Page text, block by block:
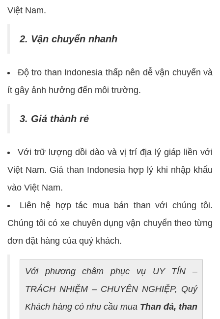
Việt Nam.
2. Vận chuyển nhanh
Độ tro than Indonesia thấp nên dễ vận chuyển và
ít gây ảnh hưởng đến môi trường.
3. Giá thành rẻ
Với trữ lượng dồi dào và vị trí địa lý giáp liền với
Việt Nam. Giá than Indonesia hợp lý khi nhập khẩu
vào Việt Nam.
Liên hệ hợp tác mua bán than với chúng tôi.
Chúng tôi có xe chuyên dụng vận chuyển theo từng
đơn đặt hàng của quý khách.
Với phương châm phục vụ UY TÍN –
TRÁCH NHIỆM – CHUYÊN NGHIỆP, Quý
Khách hàng có nhu cầu mua Than đá, than